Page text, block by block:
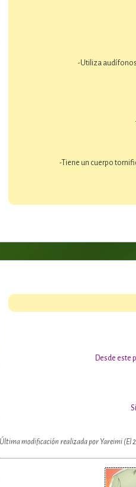
-Utiliza
-Tiene un cuerpo
Desde este
Última modificación realizada por Yareimi (El